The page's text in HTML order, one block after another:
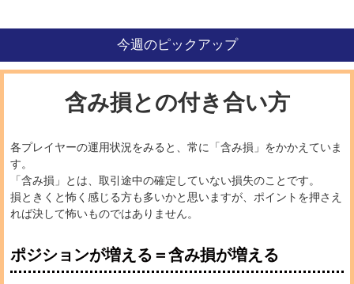
今週のピックアップ
含み損との付き合い方
各プレイヤーの運用状況をみると、常に「含み損」をかかえていま
す。
「含み損」とは、取引途中の確定していない損失のことです。
損ときくと怖く感じる方も多いかと思いますが、ポイントを押さえ
れば決して怖いものではありません。
ポジションが増える＝含み損が増える